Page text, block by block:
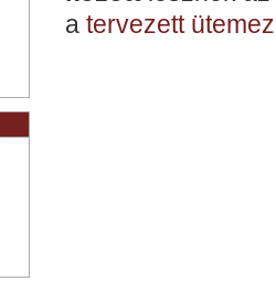
a tervezett